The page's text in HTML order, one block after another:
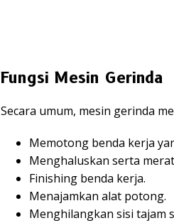
Fungsi Mesin Gerinda
Secara umum, mesin gerinda
Memotong benda kerja
Menghaluskan serta
Finishing benda kerja.
Menajamkan alat potong.
Menghilangkan sisi tajam